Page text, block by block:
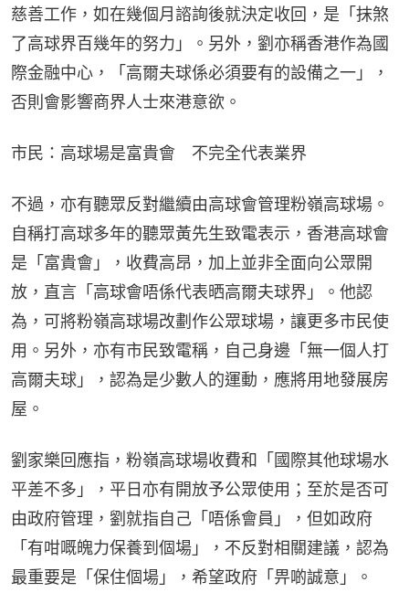
慈善工作，如在幾個月諮詢後就決定收回，是「抹煞
了高球界百幾年的努力」。另外，劉亦稱香港作為國
際金融中心，「高爾夫球係必須要有的設備之一」，
否則會影響商界人士來港意欲。
市民：高球場是富貴會　不完全代表業界
不過，亦有聽眾反對繼續由高球會管理粉嶺高球場。
自稱打高球多年的聽眾黃先生致電表示，香港高球會
是「富貴會」，收費高昂，加上並非全面向公眾開
放，直言「高球會唔係代表晒高爾夫球界」。他認
為，可將粉嶺高球場改劃作公眾球場，讓更多市民使
用。另外，亦有市民致電稱，自己身邊「無一個人打
高爾夫球」，認為是少數人的運動，應將用地發展房
屋。
劉家樂回應指，粉嶺高球場收費和「國際其他球場水
平差不多」，平日亦有開放予公眾使用；至於是否可
由政府管理，劉就指自己「唔係會員」，但如政府
「有咁嘅魄力保養到個場」，不反對相關建議，認為
最重要是「保住個場」，希望政府「畀啲誠意」。